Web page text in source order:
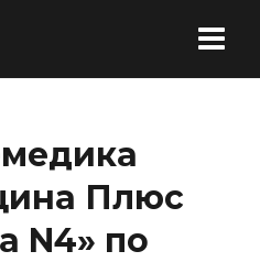
Плюс
N4» по